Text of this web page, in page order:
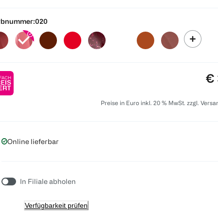
020
€
Preise in Euro inkl. 20 % MwSt. zzgl.
Online lieferbar
In Filiale abholen
Verfügbarkeit prüfen